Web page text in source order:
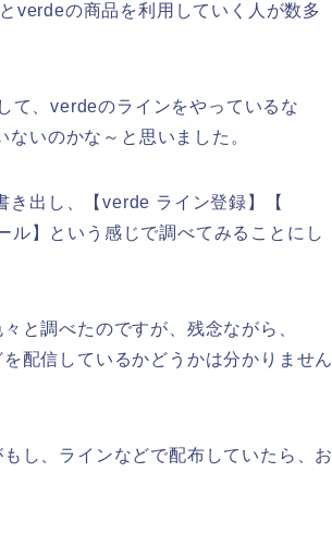
verdeの商品を利用していく人が数多
て、verdeのラインをやっているな
いのかな～と思いました。
き出し、【verde ライン登録】【
】という感じで調べてみることにし
と調べたのですが、残念ながら、
配信しているかどうかは分かりません
し、ラインなどで配布していたら、お